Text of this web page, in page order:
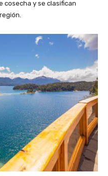
cosecha y se clasifican